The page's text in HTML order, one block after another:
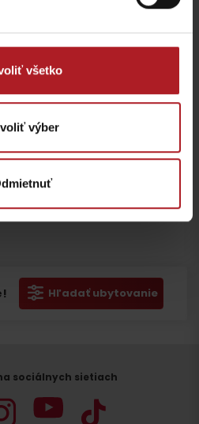
všetko
výber
pre
videa,
videa,
akceptujte
Hľadať ubytovanie
sociálnych sietiach